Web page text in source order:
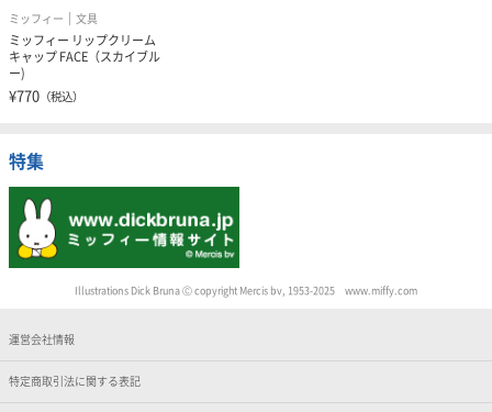
ミッフィー 文具
ミッフィー リップクリーム
キャップ FACE（スカイブル
ー)
¥770 （税込）
特集
Illustrations Dick Bruna Ⓒ copyright Mercis bv, 1953-2025 www.miffy.com
運営会社情報
特定商取引法に関する表記